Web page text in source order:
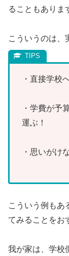
ることもありま
こういうのは、
・直接学校
・学費が予
運ぶ！
・思いがけ
こういう例もあ
てみることをお
我が家は、学校